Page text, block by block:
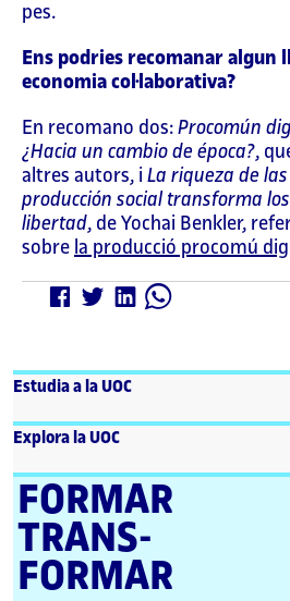
pes.
Ens podries recomanar algun
economia col·laborativa?
En recomano dos: Procomún
¿Hacia un cambio de época?,
altres autors, i La riqueza de
producción social transforma
libertad, de Yochai Benkler,
sobre la producció procomú
Estudia a la UOC
Explora la UOC
FORMAR
TRANS­
FORMAR